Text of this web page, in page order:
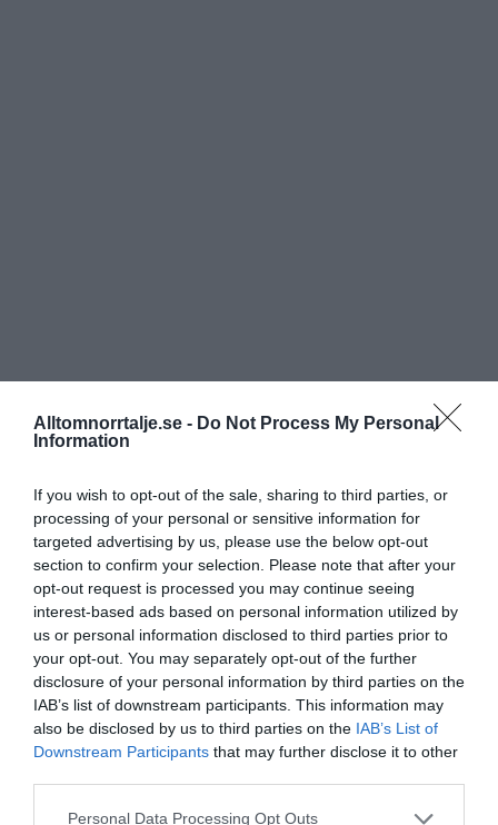
Alltomnorrtalje.se - Do Not Process My Personal
Information
If you wish to opt-out of the sale, sharing to third parties, or
processing of your personal or sensitive information for
targeted advertising by us, please use the below opt-out
section to confirm your selection. Please note that after your
opt-out request is processed you may continue seeing
interest-based ads based on personal information utilized by
us or personal information disclosed to third parties prior to
your opt-out. You may separately opt-out of the further
disclosure of your personal information by third parties on the
IAB’s list of downstream participants. This information may
also be disclosed by us to third parties on the IAB’s List of
Downstream Participants that may further disclose it to other
Personal Data Processing Opt Outs